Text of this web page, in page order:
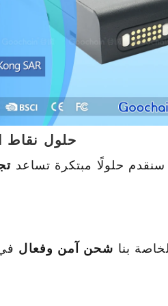
حلول نقاط
حلولًا مبتكرة تساعد
بنا شحن آمن وفعال